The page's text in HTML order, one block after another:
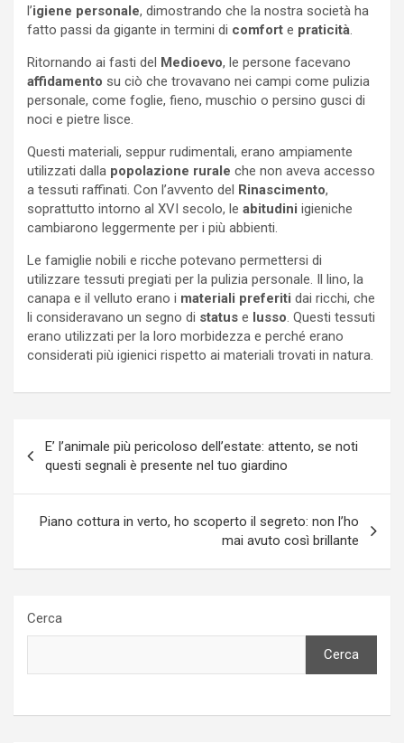
l’igiene personale, dimostrando che la nostra società ha
fatto passi da gigante in termini di comfort e praticità.
Ritornando ai fasti del Medioevo, le persone facevano
affidamento su ciò che trovavano nei campi come pulizia
personale, come foglie, fieno, muschio o persino gusci di
noci e pietre lisce.
Questi materiali, seppur rudimentali, erano ampiamente
utilizzati dalla popolazione rurale che non aveva accesso
a tessuti raffinati. Con l’avvento del Rinascimento,
soprattutto intorno al XVI secolo, le abitudini igieniche
cambiarono leggermente per i più abbienti.
Le famiglie nobili e ricche potevano permettersi di
utilizzare tessuti pregiati per la pulizia personale. Il lino, la
canapa e il velluto erano i materiali preferiti dai ricchi, che
li consideravano un segno di status e lusso. Questi tessuti
erano utilizzati per la loro morbidezza e perché erano
considerati più igienici rispetto ai materiali trovati in natura.
articoli
E’ l’animale più pericoloso dell’estate: attento, se noti
questi segnali è presente nel tuo giardino
Piano cottura in verto, ho scoperto il segreto: non l’ho
mai avuto così brillante
Cerca
Cerca